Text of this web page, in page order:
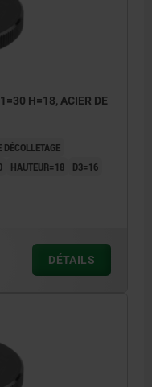
HAUTEUR=18
D3=16
DÉTAILS